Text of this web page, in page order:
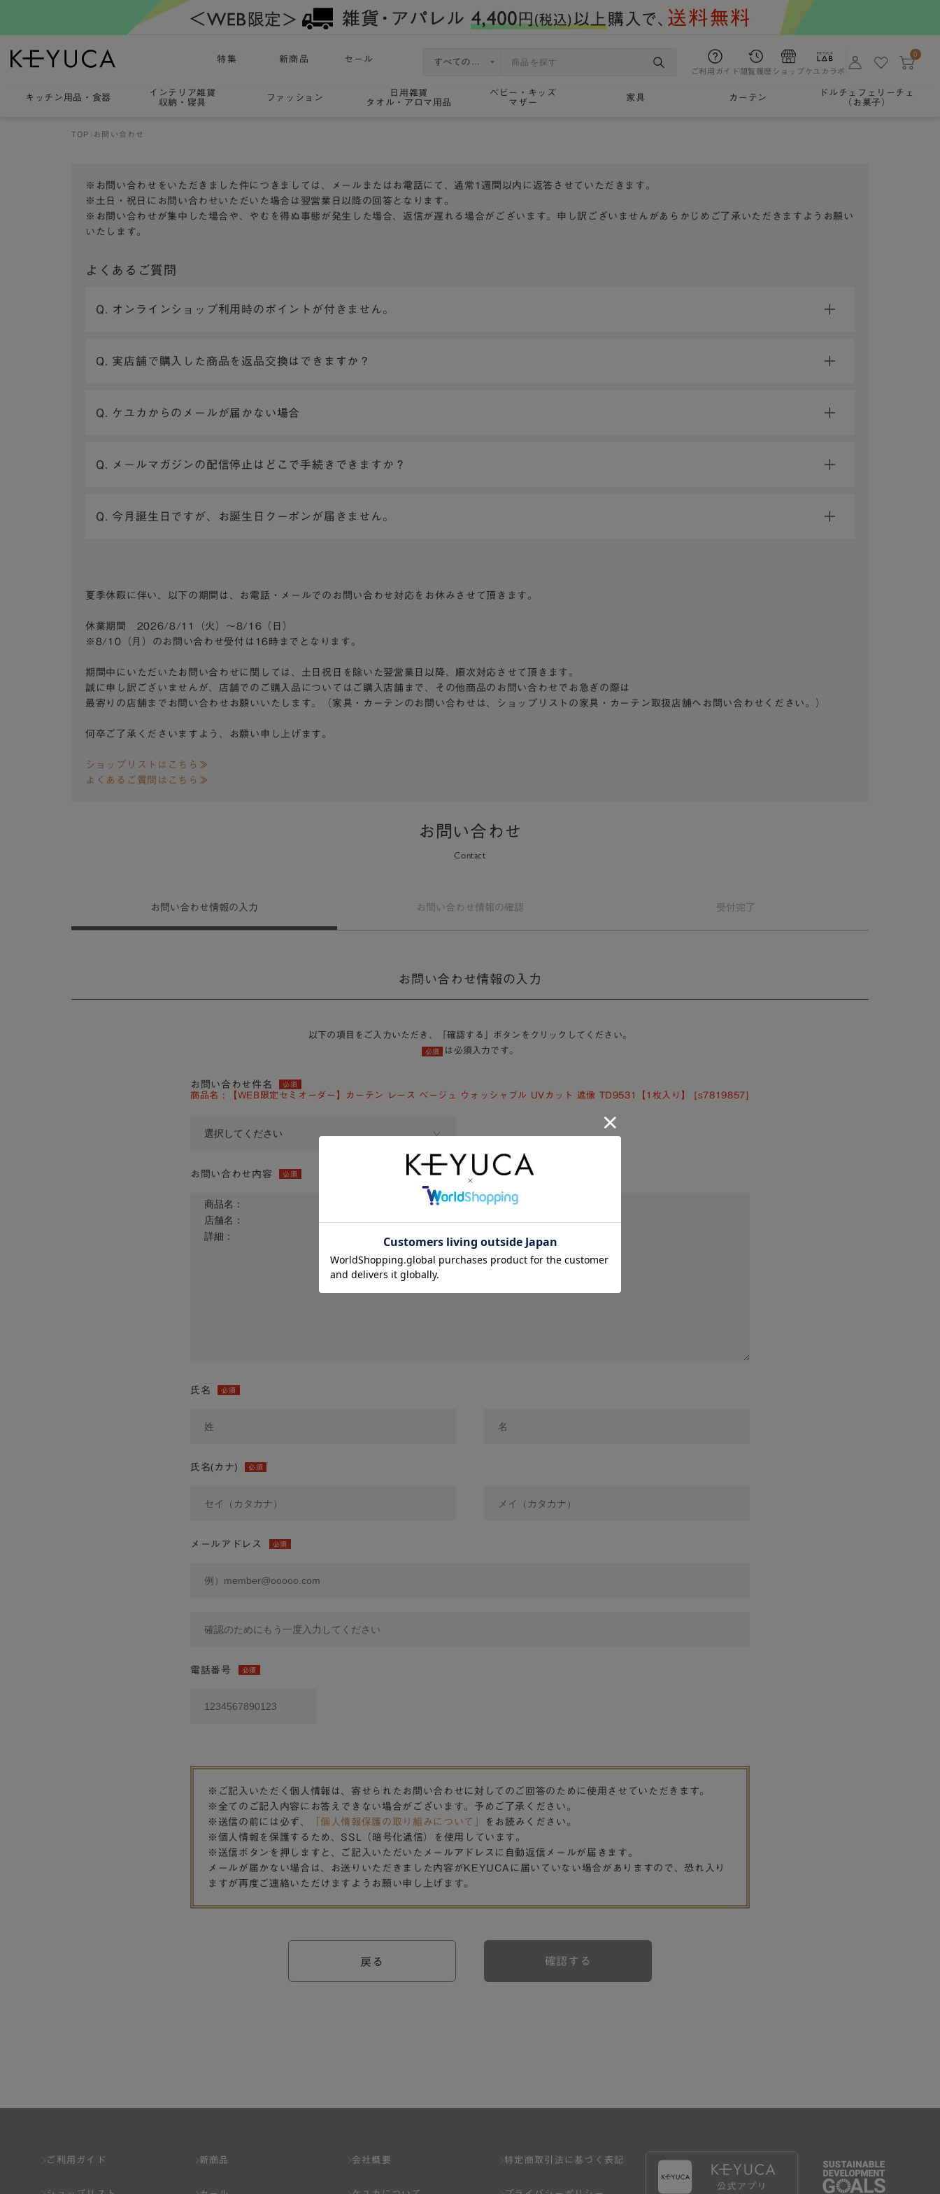
特集 新商品 セール
ご利用ガイド 閲覧履歴 ショップケユカラボ
0
キッチン用品 ・ 食器
インテリア雑貨
収納・寝具
ファッション
日用雑貨
タオル・アロマ用品
ベビー・キッズ
マザー
家具 カーテン
ドルチェフェリーチェ
（お菓子）
TOP お問い合わせ
※お問い合わせをいただきました件につきましては、メールまたはお電話にて、通常1週間以内に返答させていただきます。
※土日・祝日にお問い合わせいただいた場合は翌営業日以降の回答となります。
※お問い合わせが集中した場合や、やむを得ぬ事態が発生した場合、返信が遅れる場合がございます。申し訳ございませんがあらかじめご了承いただきますようお願い
いたします。
よくあるご質問
Q. オンラインショップ利用時のポイントが付きません。
Q. 実店舗で購入した商品を返品交換はできますか？
Q. ケユカからのメールが届かない場合
Q. メールマガジンの配信停止はどこで手続きできますか？
Q. 今月誕生日ですが、お誕生日クーポンが届きません。
夏季休暇に伴い、以下の期間は、お電話・メールでのお問い合わせ対応をお休みさせて頂きます。
休業期間 2026/8/11（火）～8/16（日）
※8/10（月）のお問い合わせ受付は16時までとなります。
期間中にいただいたお問い合わせに関しては、土日祝日を除いた翌営業日以降、順次対応させて頂きます。
誠に申し訳ございませんが、店舗でのご購入品についてはご購入店舗まで、その他商品のお問い合わせでお急ぎの際は
最寄りの店舗までお問い合わせお願いいたします。（家具・カーテンのお問い合わせは、ショップリストの家具・カーテン取扱店舗へお問い合わせください。）
何卒ご了承くださいますよう、お願い申し上げます。
ショップリストはこちら≫
よくあるご質問はこちら≫
お問い合わせ
Contact
お問い合わせ情報の入力 お問い合わせ 情報の確認 受付完了
お問い合わせ情報の入力
以下の項目をご入力いただき、「確認する」ボタンをクリックしてください。
必須 は必須入力です。
お問い合わせ件名 必須
商品名 : 【WEB限定セミオーダー】カーテン レース ベージュ ウォッシャブル UVカット 遮像 TD9531【1枚入り】 [s7819857]
お問い合わせ内容 必須
氏名 必須
氏名(カナ) 必須
メールアドレス 必須
電話番号 必須
※ご記入いただく個人情報は、寄せられたお問い合わせに対してのご回答のために使用させていただきます。
※全てのご記入内容にお答えできない場合がございます。予めご了承ください。
※送信の前には必ず、
「個人情報保護の取り組みについて」
をお読みください。
※個人情報を保護するため、SSL（暗号化通信）を使用しています。
※送信ボタンを押しますと、ご記入いただいたメールアドレスに自動返信メールが届きます。
メールが届かない場合は、お送りいただきました内容がKEYUCAに届いていない場合がありますので、恐れ入り
ますが再度ご連絡いただけますようお願い申し上げます。
戻る 確認する
ご利用ガイド 新商品 会社概要 特定商取引法に基づく表記